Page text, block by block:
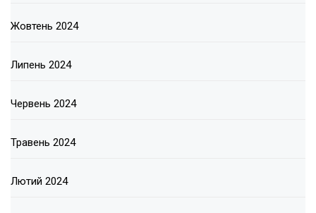
Жовтень 2024
Липень 2024
Червень 2024
Травень 2024
Лютий 2024